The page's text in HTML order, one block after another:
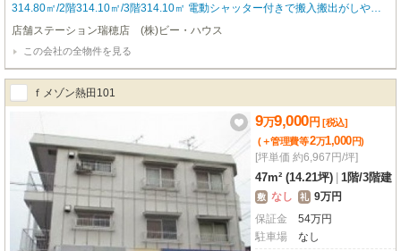
314.80㎡/2階314.10㎡/3階314.10㎡ 電動シャッター付きで搬入搬出がしやす
い設計 2階・3階は在庫保管や軽作業スペースに活用可能 荷物用エレベーター
で最上階まで搬送できます(メンテは借主負担) 建物前に駐車スペースを確保済
み◎ 電気・ガス・水道などインフラ整備あり トイレ・シンク・エアコンは残
置物
店舗ステーション瑞穂店 (株)ビー・ハウス
この会社の全物件を見る
ｆメゾン熱田101
9万9,000円 [税込]
(＋管理費等2万1,000円)
[坪単価 約6,967円/坪]
47m² (14.21坪) 1階/3階建
敷 なし 礼 9万円
保証金
54万円
駐車場
なし